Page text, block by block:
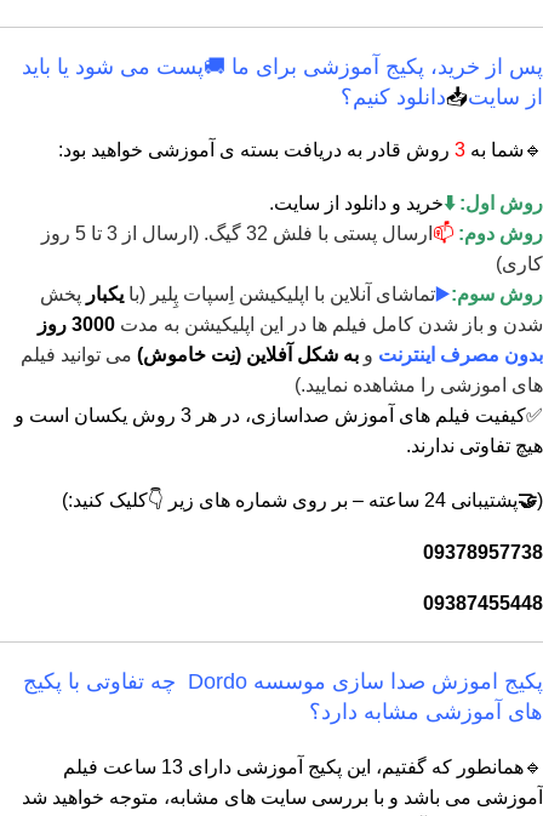
پس از خرید، پکیج آموزشی برای ما 🚚پست می شود یا باید
از سایت📥دانلود کنیم؟
🔹شما به 3 روش قادر به دریافت بسته ی آموزشی خواهید بود:
روش اول: ⬇️خرید و دانلود از سایت.
روش دوم: 📫
ارسال پستی با فلش 32 گیگ. (ارسال از 3 تا 5 روز
کاری)
روش سوم:▶️تماشای آنلاین با اپلیکیشن اِسپات پِلیر (با یکبار پخش
شدن و باز شدن کامل فیلم ها در این اپلیکیشن به مدت 3000 روز
بدون مصرف اینترنت و به شکل آفلاین (نِت خاموش) می توانید فیلم
های اموزشی را مشاهده نمایید.)
✅کیفیت فیلم های آموزش صداسازی، در هر 3 روش یکسان است و
هیچ تفاوتی ندارند.
(
🤝پشتیبانی 24 ساعته – بر روی شماره های زیر 👇کلیک کنید:)
09378957738
09387455448
پکیج اموزش صدا سازی موسسه Dordo چه تفاوتی با پکیج
های آموزشی مشابه دارد؟
🔹همانطور که گفتیم، این پکیج آموزشی دارای 13 ساعت فیلم
آموزشی می باشد و با بررسی سایت های مشابه، متوجه خواهید شد